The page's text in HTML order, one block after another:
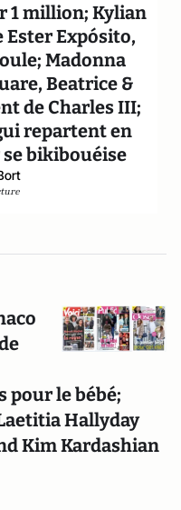
1 million; Kylian
Expósito,
Madonna
Beatrice &
de Charles III;
repartent en
bikibouéise
pour le bébé;
Hallyday
Kim Kardashian